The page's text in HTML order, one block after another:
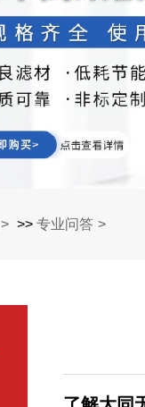
>> 专业问答